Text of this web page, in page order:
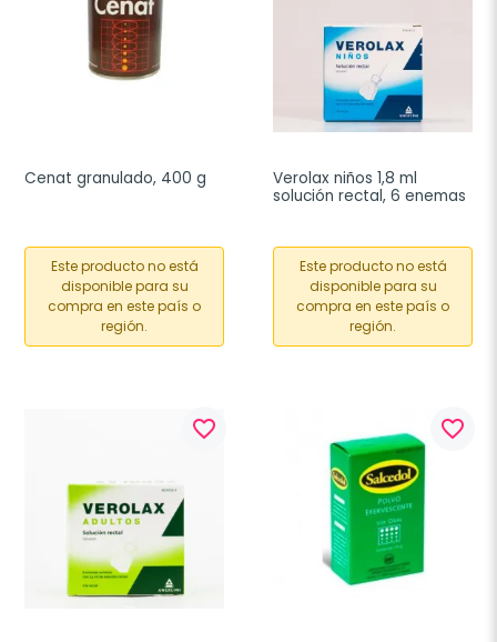
Cenat granulado, 400 g
Este producto no está
disponible para su
compra en este país o
región.
Verolax niños 1,8 ml
solución rectal, 6 enemas
Este producto no está
disponible para su
compra en este país o
región.
favorite_border favorite_border